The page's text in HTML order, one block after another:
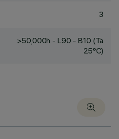
3
>50,000h - L90 - B10 (Ta
25°C)